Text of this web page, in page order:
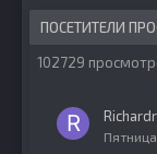
ПОСЕТИТЕЛИ
102729